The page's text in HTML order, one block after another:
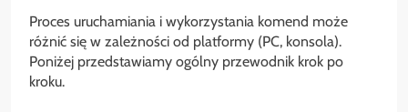
Proces uruchamiania i wykorzystania komend może
różnić się w zależności od platformy (PC, konsola).
Poniżej przedstawiamy ogólny przewodnik krok po
kroku.